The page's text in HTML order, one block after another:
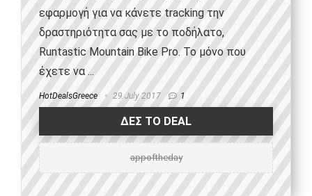
εφαρμογή για να κάνετε tracking την
δραστηριότητα σας με το ποδήλατο,
Runtastic Mountain Bike Pro. Το μόνο που
έχετε να ...
HotDealsGreece 29 July 2017 1
ΔΕΣ ΤΟ DEAL
appoftheday